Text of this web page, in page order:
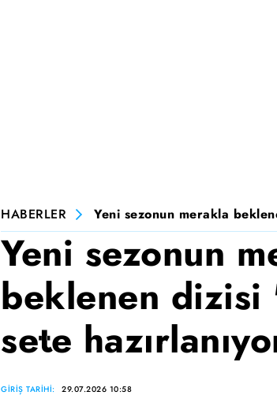
HABERLER Yeni sezonun merakla
Yeni sezonun
beklenen
sete
GİRİŞ TARİHİ: 29.07.2026 10:58